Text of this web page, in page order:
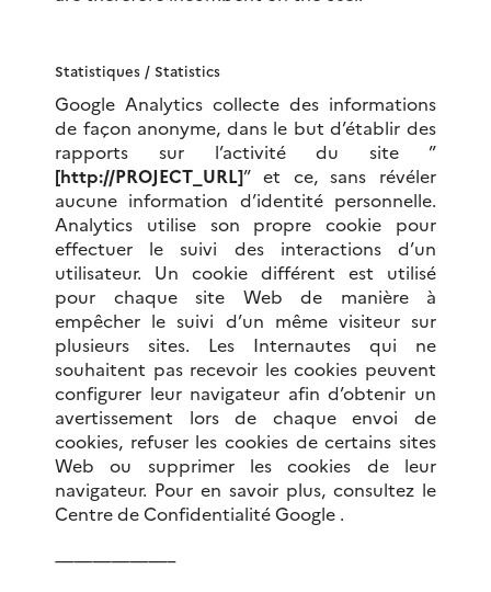
Statistiques / Statistics
Google Analytics collecte des informations
de façon anonyme, dans le but d’établir des
rapports sur l’activité du site ”
[http://PROJECT_URL]” et ce, sans révéler
aucune information d’identité personnelle.
Analytics utilise son propre cookie pour
effectuer le suivi des interactions d’un
utilisateur. Un cookie différent est utilisé
pour chaque site Web de manière à
empêcher le suivi d’un même visiteur sur
plusieurs sites. Les Internautes qui ne
souhaitent pas recevoir les cookies peuvent
configurer leur navigateur afin d’obtenir un
avertissement lors de chaque envoi de
cookies, refuser les cookies de certains sites
Web ou supprimer les cookies de leur
navigateur. Pour en savoir plus, consultez le
Centre de Confidentialité Google .
——————–